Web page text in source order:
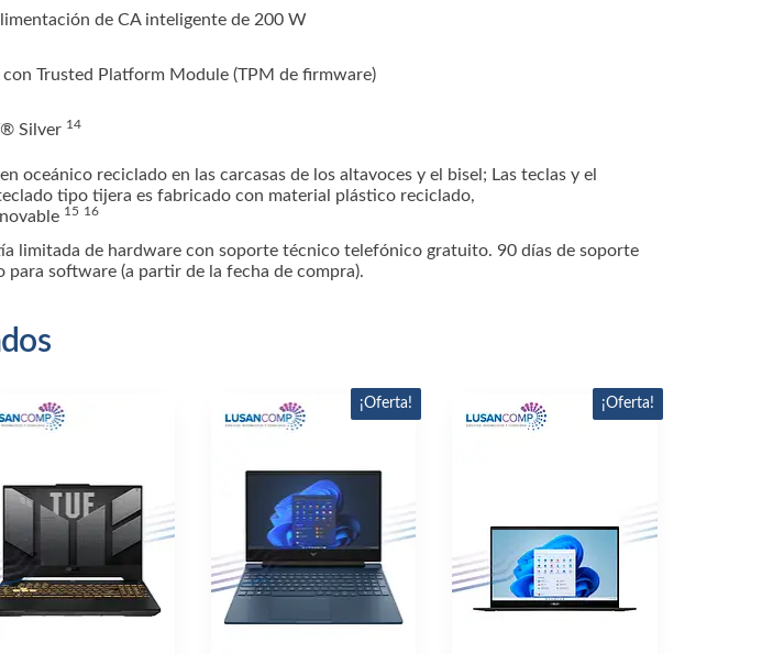
de CA inteligente de 200 W
Trusted Platform Module (TPM de firmware)
Silver 14
oceánico reciclado en las carcasas de los altavoces y el bisel; Las teclas y el
tipo tijera es fabricado con material plástico reciclado,
15 16
limitada de hardware con soporte técnico telefónico gratuito. 90 días de soporte
para software (a partir de la fecha de compra).
¡Oferta! ¡Oferta!